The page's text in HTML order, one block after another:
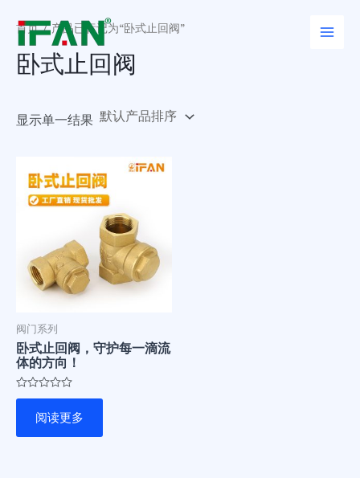
首页/ 产品已标记为“卧式止回阀”
卧式止回阀
显示单一结果
阀门系列
卧式止回阀，守护每一滴流
体的方向！
评
5
阅读更多